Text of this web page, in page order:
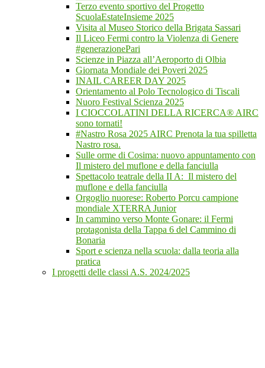
Terzo evento sportivo del Progetto
ScuolaEstateInsieme 2025
Visita al Museo Storico della Brigata Sassari
Il Liceo Fermi contro la Violenza di Genere
#generazionePari
Scienze in Piazza all’Aeroporto di Olbia
Giornata Mondiale dei Poveri 2025
INAIL CAREER DAY 2025
Orientamento al Polo Tecnologico di Tiscali
Nuoro Festival Scienza 2025
I CIOCCOLATINI DELLA RICERCA® AIRC
sono tornati!
#Nastro Rosa 2025 AIRC Prenota la tua spilletta
Nastro rosa.
Sulle orme di Cosima: nuovo appuntamento con
Il mistero del muflone e della fanciulla
Spettacolo teatrale della II A: Il mistero del
muflone e della fanciulla
Orgoglio nuorese: Roberto Porcu campione
mondiale XTERRA Junior
In cammino verso Monte Gonare: il Fermi
protagonista della Tappa 6 del Cammino di
Bonaria
Sport e scienza nella scuola: dalla teoria alla
pratica
I progetti delle classi A.S. 2024/2025